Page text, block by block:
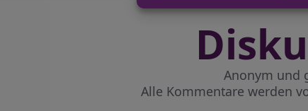
Anonym und
Alle Kommentare werden